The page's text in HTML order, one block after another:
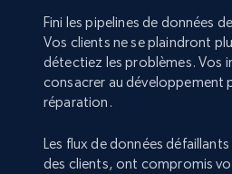
Fini les pipelines de données
Vos clients ne se plaindront
détectiez les problèmes. Vos
consacrer au développement
réparation.
Les flux de données
des clients, ont compromis